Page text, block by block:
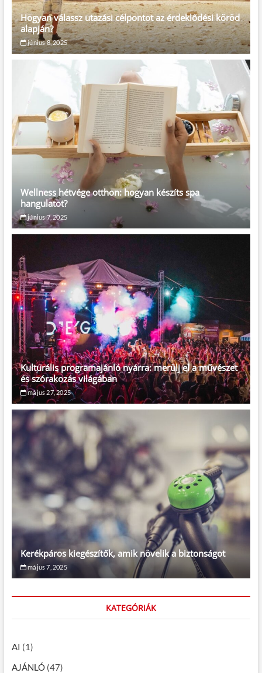
Hogyan válassz utazási célpontot az érdeklődési köröd
alapján?
június 8, 2025
Wellness hétvége otthon: hogyan készíts spa
hangulatot?
június 7, 2025
Kulturális programajánló nyárra: merülj el a művészet
és szórakozás világában
május 27, 2025
Kerékpáros kiegészítők, amik növelik a biztonságot
május 7, 2025
KATEGÓRIÁK
AI (1)
AJÁNLÓ(47)